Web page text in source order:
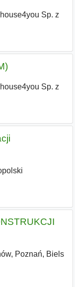
Sp. z
Sp. z
Poznań, Biels|